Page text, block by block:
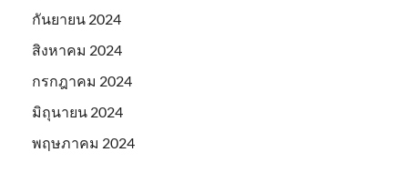
กันยายน 2024
สิงหาคม 2024
กรกฎาคม 2024
มิถุนายน 2024
พฤษภาคม 2024